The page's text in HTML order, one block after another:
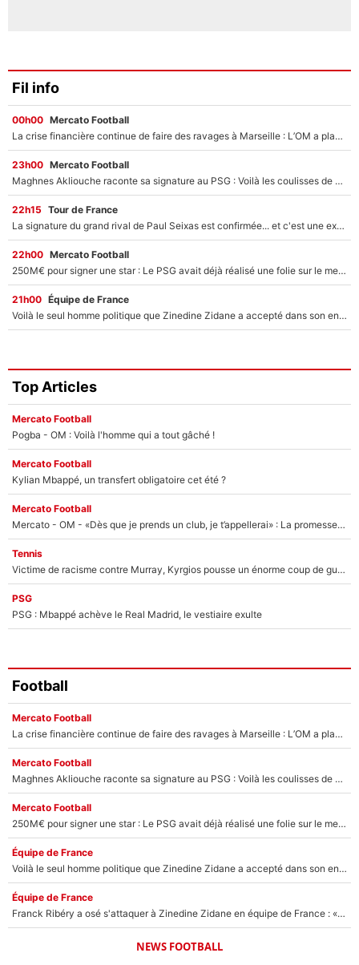
Fil info
00h00 Mercato Football
La crise financière continue de faire des ravages à Marseille : L’OM a placé 12 joueurs sur le marché des transferts… et ça pourrait lui rapporter près de 100M€ !
23h00 Mercato Football
Maghnes Akliouche raconte sa signature au PSG : Voilà les coulisses de son transfert de rêve à 50M€
22h15 Tour de France
La signature du grand rival de Paul Seixas est confirmée... et c'est une excellente nouvelle pour l'équipe Decathlon-CMA CGM !
22h00 Mercato Football
250M€ pour signer une star : Le PSG avait déjà réalisé une folie sur le mercato bien avant Neymar !
21h00 Équipe de France
Voilà le seul homme politique que Zinedine Zidane a accepté dans son entourage : «Je garde un très bon souvenir de lui»
Top Articles
Mercato Football
Pogba - OM : Voilà l'homme qui a tout gâché !
Mercato Football
Kylian Mbappé, un transfert obligatoire cet été ?
Mercato Football
Mercato - OM - «Dès que je prends un club, je t’appellerai» : La promesse de Marcelino au moment de claquer la porte
Tennis
Victime de racisme contre Murray, Kyrgios pousse un énorme coup de gueule !
PSG
PSG : Mbappé achève le Real Madrid, le vestiaire exulte
Football
Mercato Football
La crise financière continue de faire des ravages à Marseille : L’OM a placé 12 joueurs sur le marché des transferts… et ça pourrait lui rapporter près de 100M€ !
Mercato Football
Maghnes Akliouche raconte sa signature au PSG : Voilà les coulisses de son transfert de rêve à 50M€
Mercato Football
250M€ pour signer une star : Le PSG avait déjà réalisé une folie sur le mercato bien avant Neymar !
Équipe de France
Voilà le seul homme politique que Zinedine Zidane a accepté dans son entourage : «Je garde un très bon souvenir de lui»
Équipe de France
Franck Ribéry a osé s'attaquer à Zinedine Zidane en équipe de France : «Je n'aurais jamais fait ça»
NEWS FOOTBALL